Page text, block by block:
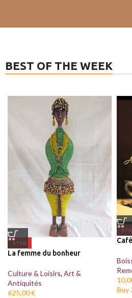
BEST OF THE WEEK
STAR
La femme du bonheur
Culture & Loisirs, Art &
Antiquités
625,00€
Buy